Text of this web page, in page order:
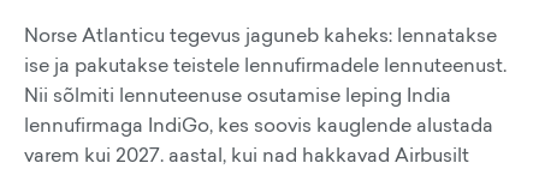
Norse Atlanticu tegevus jaguneb kaheks: lennatakse
ise ja pakutakse teistele lennufirmadele lennuteenust.
Nii sõlmiti lennuteenuse osutamise leping India
lennufirmaga IndiGo, kes soovis kauglende alustada
varem kui 2027. aastal, kui nad hakkavad Airbusilt